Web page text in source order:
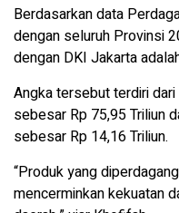
Berdasarkan data
dengan seluruh Provinsi
dengan DKI Jakarta
Angka tersebut terdiri
sebesar Rp 75,95 Triliun
sebesar Rp 14,16 Triliun.
“Produk yang
mencerminkan kekuatan